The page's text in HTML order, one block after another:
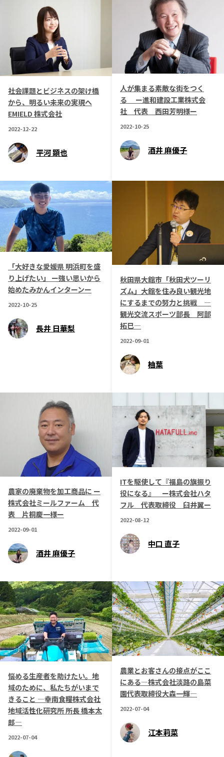
社会課題とビジネスの架け橋
から、明るい未来の実現へ
EMIELD 株式会社
2022-12-22
平河 顕也
人が集まる素敵な街をつく
る ー進和建設工業株式会
社 代表 西田芳明様ー
2022-10-25
酒井 麻優子
「大好きな愛媛県 明浜町を盛
り上げたい」 ー強い思いから
始めたみかんインターンー
2022-10-25
長井 日華梨
秋田県大館市「秋田犬ツーリ
ズム」大館を住み良い観光地
にするまでの努力と挑戦 ―
観光交流スポーツ部長 阿部
拓巳―
2022-09-01
柚葉
農家の廃棄物を加工商品に ー
株式会社ミールファーム 代
表 片桐慶一様ー
2022-09-01
酒井 麻優子
ITを駆使して『福島の旗振り
役になる』 ー株式会社ハタ
フル 代表取締役 臼井翼ー
2022-08-12
中口 直子
悩める生産者を助けたい。地
域のために、私たちがいまで
きること ―幸南食糧株式会社
地域活性化研究所 所長 橋本太
郎―
2022-07-04
農業とお客さんの接点がここ
にある―株式会社淡路の島菜
園代表取締役大森一輝―
2022-07-04
江本莉菜